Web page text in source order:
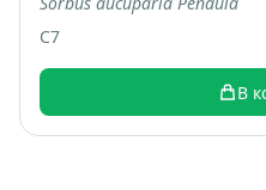
C7
В